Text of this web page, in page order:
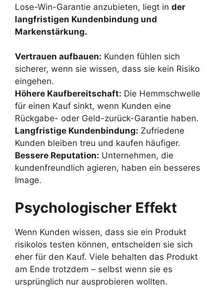
Lose-Win-Garantie anzubieten, liegt in der
langfristigen Kundenbindung und
Markenstärkung.
Vertrauen aufbauen: Kunden fühlen sich
sicherer, wenn sie wissen, dass sie kein Risiko
eingehen.
Höhere Kaufbereitschaft: Die Hemmschwelle
für einen Kauf sinkt, wenn Kunden eine
Rückgabe- oder Geld-zurück-Garantie haben.
Langfristige Kundenbindung: Zufriedene
Kunden bleiben treu und kaufen häufiger.
Bessere Reputation: Unternehmen, die
kundenfreundlich agieren, haben ein besseres
Image.
Psychologischer Effekt
Wenn Kunden wissen, dass sie ein Produkt
risikolos testen können, entscheiden sie sich
eher für den Kauf. Viele behalten das Produkt
am Ende trotzdem – selbst wenn sie es
ursprünglich nur ausprobieren wollten.